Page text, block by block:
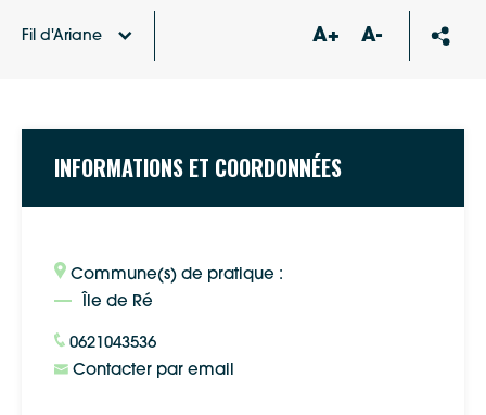
Fil d'Ariane A+ A-
INFORMATIONS ET COORDONNÉES
Commune(s) de pratique :
Île de Ré
0621043536
Contacter par email